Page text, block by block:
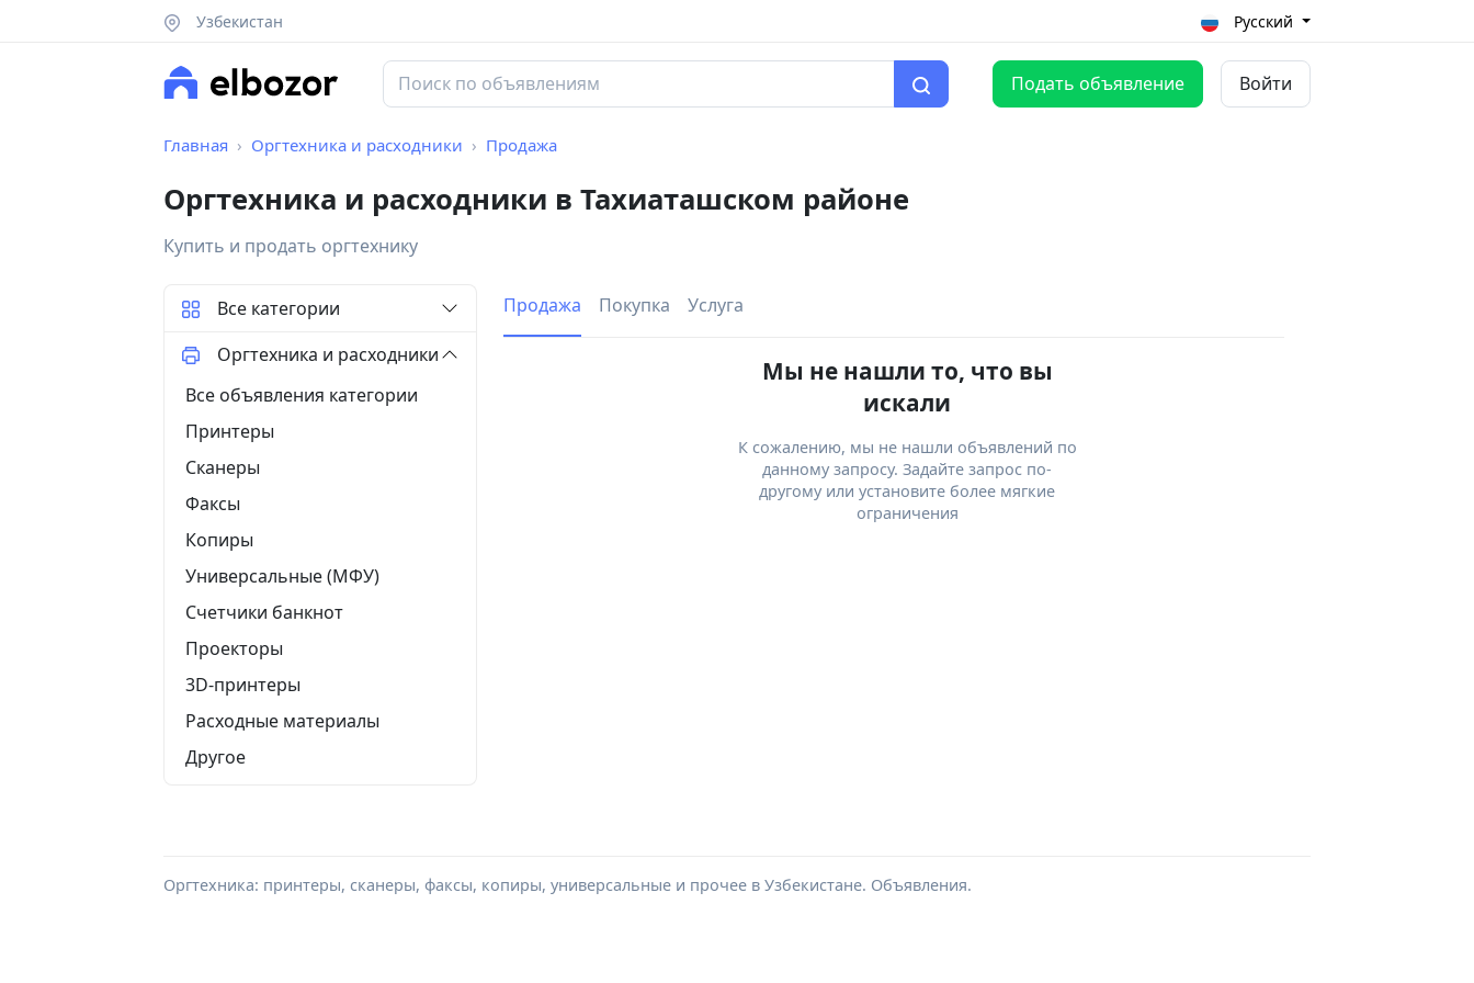
Узбекистан Русский
Подать объявление Войти
Главная Оргтехника и расходники Продажа
Оргтехника и расходники в Тахиаташском районе
Купить и продать оргтехнику
Продажа Покупка Услуга
Мы не нашли то, что вы
искали
К сожалению, мы не нашли объявлений по
данному запросу. Задайте запрос по-
другому или установите более мягкие
ограничения
Все категории
Оргтехника и расходники
Все объявления категории
Принтеры
Сканеры
Факсы
Копиры
Универсальные (МФУ)
Счетчики банкнот
Проекторы
3D-принтеры
Расходные материалы
Другое
Оргтехника: принтеры, сканеры, факсы, копиры, универсальные и прочее в Узбекистане. Объявления.